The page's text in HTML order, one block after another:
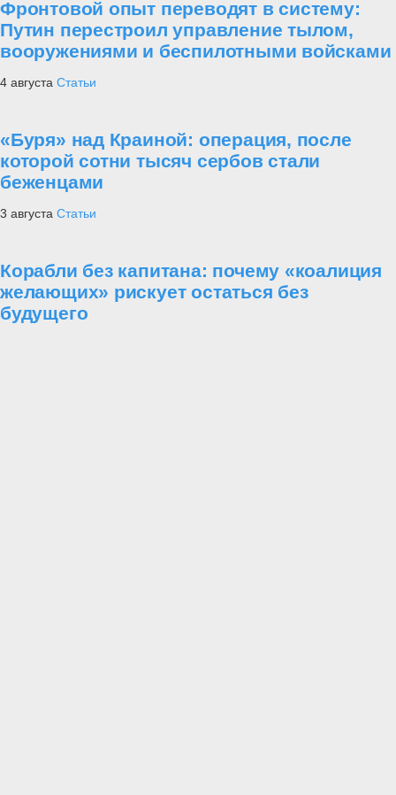
Фронтовой опыт переводят в систему:
Путин перестроил управление тылом,
вооружениями и беспилотными войсками
4 августа Статьи
«Буря» над Краиной: операция, после
которой сотни тысяч сербов стали
беженцами
3 августа Статьи
Корабли без капитана: почему «коалиция
желающих» рискует остаться без
будущего